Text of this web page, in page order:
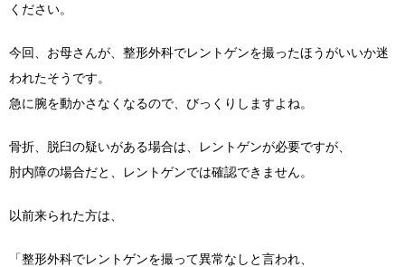
ください。
今回、お母さんが、整形外科でレントゲンを撮ったほうがいいか迷
われたそうです。
急に腕を動かさなくなるので、びっくりしますよね。
骨折、脱臼の疑いがある場合は、レントゲンが必要ですが、
肘内障の場合だと、レントゲンでは確認できません。
以前来られた方は、
「整形外科でレントゲンを撮って異常なしと言われ、